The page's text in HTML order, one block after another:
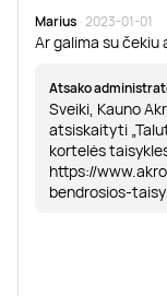
Marius · 2023-01-01
Ar galima su
Atsako
Sveiki, Kauno
atsiskaityti
kortelės
https://
bendrosios-